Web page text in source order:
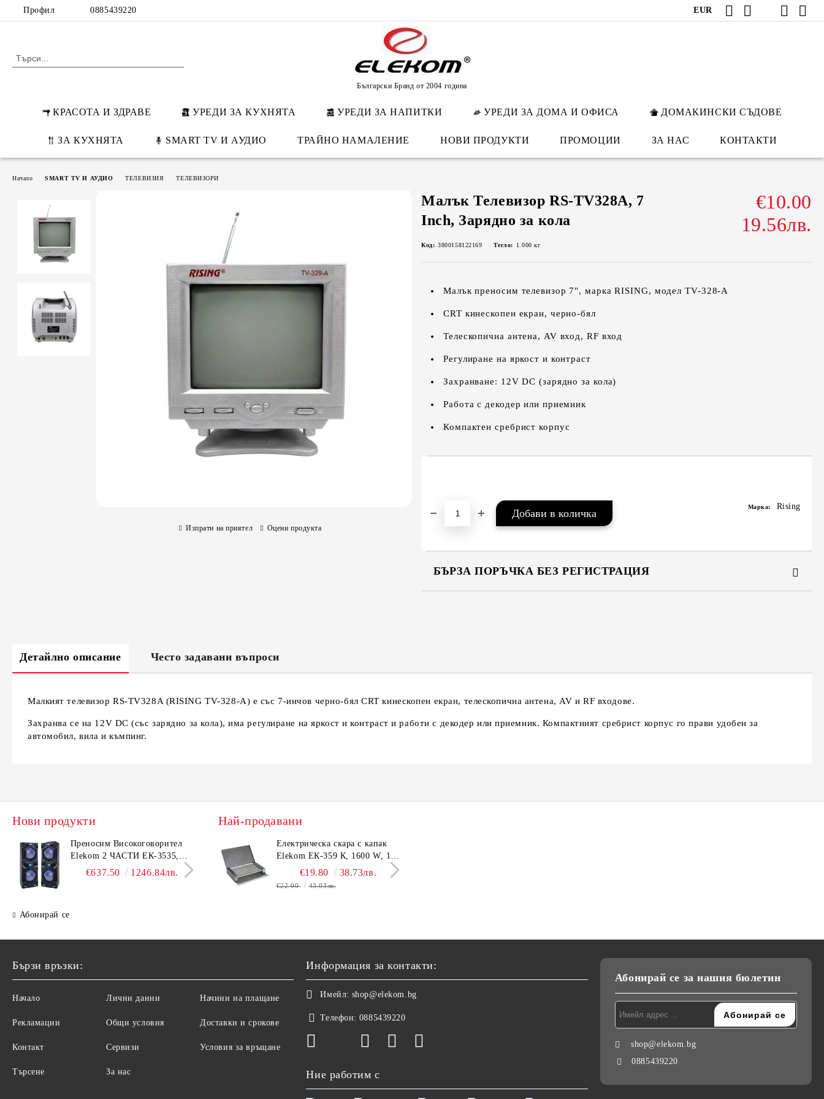
Профил 0885439220 EUR
Български Бранд от 2004 година
КРАСОТА И ЗДРАВЕ УРЕДИ ЗА КУХНЯТА УРЕДИ ЗА НАПИТКИ УРЕДИ ЗА ДОМА И ОФИСА ДОМАКИНСКИ СЪДОВЕ
ЗА КУХНЯТА SMART TV И АУДИО ТРАЙНО НАМАЛЕНИЕ НОВИ ПРОДУКТИ ПРОМОЦИИ ЗА НАС КОНТАКТИ
Начало SMART TV И АУДИО ТЕЛЕВИЗИЯ ТЕЛЕВИЗОРИ
Малък Телевизор RS-TV328A, 7
Inch, Зарядно за кола
€10.00
19.56лв.
Код: 3800158122169 Тегло: 1.000 кг
Малък преносим телевизор 7", марка RISING, модел TV-328-A
CRT кинескопен екран, черно-бял
Телескопична антена, AV вход, RF вход
Регулиране на яркост и контраст
Захранване: 12V DC (зарядно за кола)
Работа с декодер или приемник
Компактен сребрист корпус
Марка: Rising
БЪРЗА ПОРЪЧКА БЕЗ РЕГИСТРАЦИЯ
Изпрати на приятел Оцени продукта
Детайлно описание Често задавани въпроси
Малкият телевизор RS-TV328A (RISING TV-328-A) е със 7-инчов черно-бял CRT кинескопен екран, телескопична антена, AV и RF входове.
Захранва се на 12V DC (със зарядно за кола), има регулиране на яркост и контраст и работи с декодер или приемник. Компактният сребрист корпус го прави удобен за
автомобил, вила и къмпинг.
Нови продукти
Преносим Високоговорител
Elekom 2 ЧАСТИ ЕК-3535,
500W, Bluetooth, Bluetooth,
USB, Караоке, 2 микрофона,
€637.50 1246.84лв.
Електрическа Кана Elekom
ЕК-1600 N, 1,6L,1500W, Цял
Безшевен вътрешен иноксов
корпус
€15.50 30.32лв.
Абонирай се
Най-продавани
Електрическа скара с капак
Elekom ЕК-359 К, 1600 W, 12
бр. неръждаеми тръбни
нагревятеля
€19.80 38.73лв.
€22.00 43.03лв.
Бързи връзки:
Начало
Рекламации
Контакт
Търсене
Лични данни
Общи условия
Сервизи
За нас
Начини на плащане
Доставки и срокове
Условия за връщане
Информация за контакти:
Имейл: shop@elekom.bg
Телефон: 0885439220
Ние работим с
Абонирай се за нашия бюлетин
shop@elekom.bg
0885439220